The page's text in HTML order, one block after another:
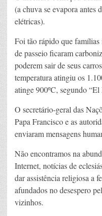
(a chuva se evapora antes
elétricas).
Foi tão rápido que
de passeio ficaram
poderem sair de seus
temperatura atingiu os
atinge 900ºC, segundo
O secretário-geral das
Papa Francisco e as
enviaram mensagens
Não encontramos na
Internet, notícias de
dar assistência religiosa a
afundados no desespero
vizinhos.